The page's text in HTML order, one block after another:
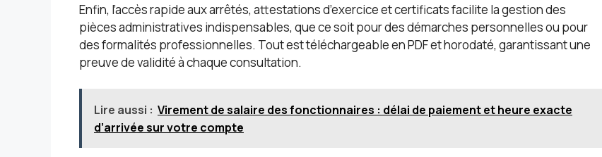
Enfin, l’accès rapide aux arrêtés, attestations d’exercice et certificats facilite la gestion des
pièces administratives indispensables, que ce soit pour des démarches personnelles ou pour
des formalités professionnelles. Tout est téléchargeable en PDF et horodaté, garantissant une
preuve de validité à chaque consultation.
Lire aussi : Virement de salaire des fonctionnaires : délai de paiement et heure exacte
d’arrivée sur votre compte